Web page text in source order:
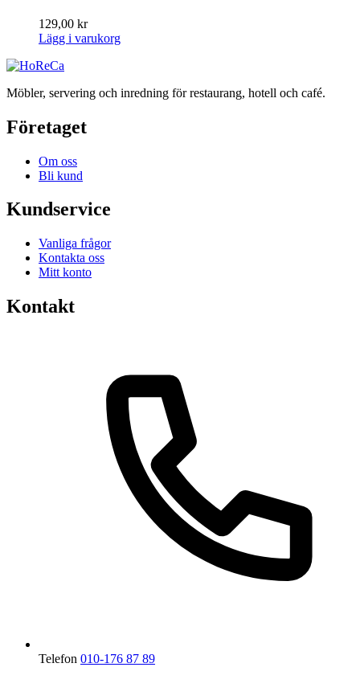
129,00 kr
Lägg i varukorg
Möbler, servering och inredning för restaurang, hotell och café.
Företaget
Om oss
Bli kund
Kundservice
Vanliga frågor
Kontakta oss
Mitt konto
Kontakt
Telefon 010-176 87 89